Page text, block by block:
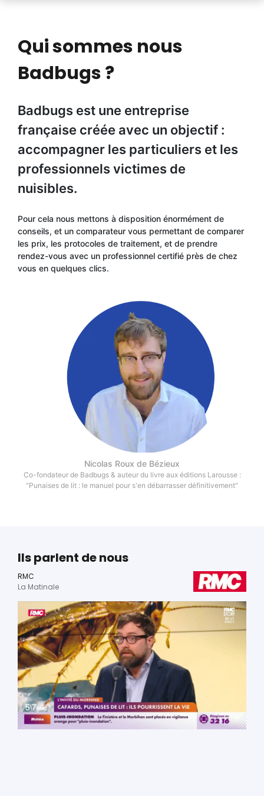
Qui sommes nous
Badbugs ?
Badbugs est une entreprise
française créée avec un objectif :
accompagner les particuliers et les
professionnels victimes de
nuisibles.
Pour cela nous mettons à disposition énormément de
conseils, et un comparateur vous permettant de comparer
les prix, les protocoles de traitement, et de prendre
rendez-vous avec un professionnel certifié près de chez
vous en quelques clics.
Nicolas Roux de Bézieux
Co-fondateur de Badbugs & auteur du livre aux éditions Larousse :
"Punaises de lit : le manuel pour s'en débarrasser définitivement"
Ils parlent de nous
RMC
La Matinale